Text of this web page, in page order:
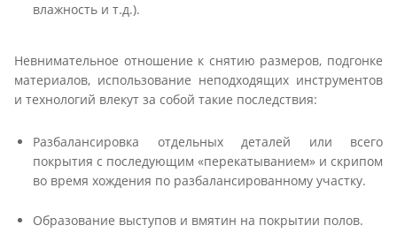
влажность и т.д.).
Невнимательное отношение к снятию размеров, подгонке
материалов, использование неподходящих инструментов
и технологий влекут за собой такие последствия:
Разбалансировка отдельных деталей или всего
покрытия с последующим «перекатыванием» и скрипом
во время хождения по разбалансированному участку.
Образование выступов и вмятин на покрытии полов.